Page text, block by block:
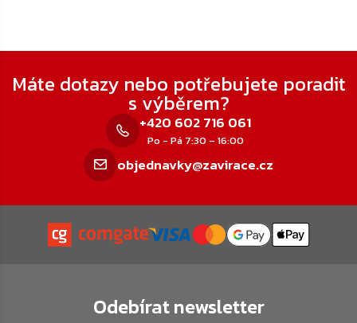
Máte dotazy nebo potřebujete poradit
s výběrem?
+420 602 716 061
Po - Pá 7:30 – 16:00
objednavky@zavirace.cz
Odebírat newsletter